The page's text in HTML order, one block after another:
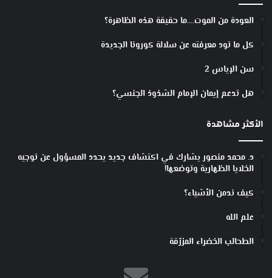
العودة من الموت….ما حقيقة هذه الظاهرة؟
كل ما تود معرفته عن سلالة كورونا الجديدة
سن الإياس 2
هل تدعم إيمان الإمام الشذوذ الجنسي؟
الأكثر مشاهدة
د. محمد منصور يشارك في اكتشاف جديد يحدد المسؤول عن توجيه
الخلايا الظهارية وتوضعها!
كيف ندمن الأشياء؟
علم الله
الطحالب الخضراء المزرّقة